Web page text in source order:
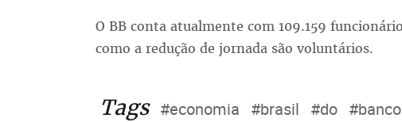
O BB conta atualmente com 109.159
como a redução de jornada são voluntários.
Tags #economia #brasil #do #banco